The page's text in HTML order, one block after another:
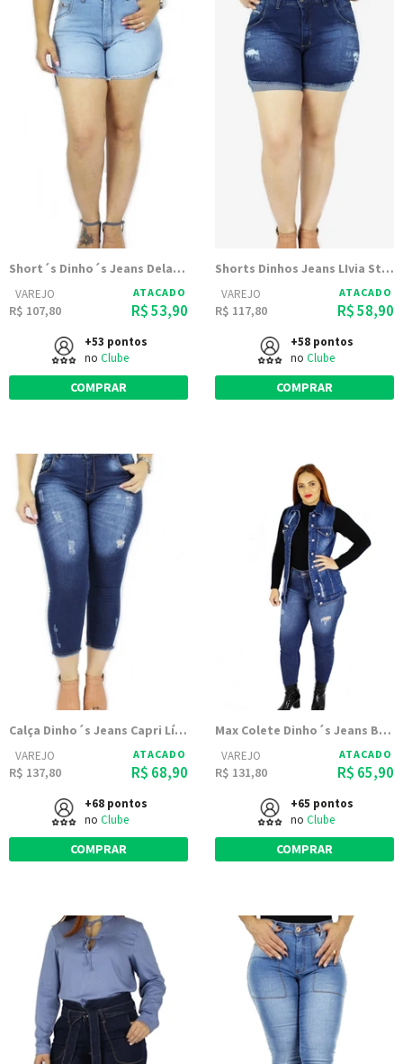
Short´s Dinho´s Jeans Delavê (2478)
VAREJO
R$ 107,80
ATACADO
R$ 53,90
+53 pontos
no Clube
COMPRAR
Shorts Dinhos Jeans LIvia Stone (2480)
VAREJO
R$ 117,80
ATACADO
R$ 58,90
+58 pontos
no Clube
COMPRAR
Calça Dinho´s Jeans Capri Lívia (2472)
VAREJO
R$ 137,80
ATACADO
R$ 68,90
+68 pontos
no Clube
COMPRAR
Max Colete Dinho´s Jeans Baltazar
VAREJO
R$ 131,80
ATACADO
R$ 65,90
+65 pontos
no Clube
COMPRAR